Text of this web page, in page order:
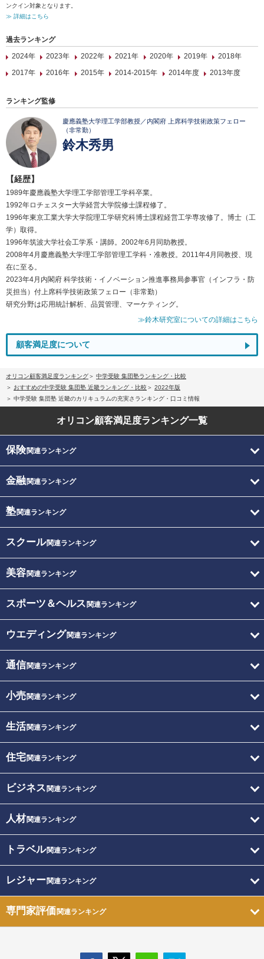
ンクイン対象となります。
≫ 詳細はこちら
過去ランキング
2024年
2023年 2022年 2021年 2020年 2019年
2018年
2017年
2016年 2015年 2014-2015年 2014年度 2013年度
ランキング監修
慶應義塾大学理工学部教授／内閣府 上席科学技術政策フェロー
（非常勤）
鈴木秀男
【経歴】
1989年慶應義塾大学理工学部管理工学科卒業。
1992年ロチェスター大学経営大学院修士課程修了。
1996年東京工業大学大学院理工学研究科博士課程経営工学専攻修了。博士（工
学）取得。
1996年筑波大学社会工学系・講師。2002年6月同助教授。
2008年4月慶應義塾大学理工学部管理工学科・准教授。2011年4月同教授、現
在に至る。
2023年4月内閣府 科学技術・イノベーション推進事務局参事官（インフラ・防
災担当）付上席科学技術政策フェロー（非常勤）
研究分野は応用統計解析、品質管理、マーケティング。
≫鈴木研究室についての詳細はこちら
顧客満足度について
オリコン顧客満足度ランキング
中学受験 集団塾ランキング・比較
おすすめの中学受験 集団塾 近畿ランキング・比較
2022年版
中学受験 集団塾 近畿のカリキュラムの充実さランキング・口コミ情報
オリコン顧客満足度ランキング一覧
保険関連ランキング
金融関連ランキング
塾関連ランキング
スクール関連ランキング
美容関連ランキング
スポーツ＆ヘルス 関連ランキング
ウエディング関連ランキング
通信関連ランキング
小売関連ランキング
生活関連ランキング
住宅関連ランキング
ビジネス 関連ランキング
人材関連ランキング
トラベル関連ランキング
レジャー関連ランキング
専門家評価関連ランキング